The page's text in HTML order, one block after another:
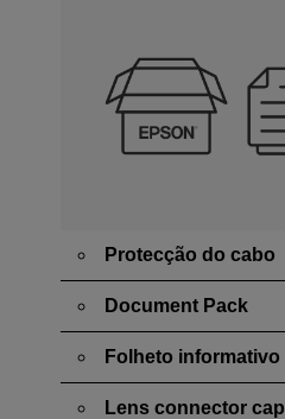
Protecção do cabo
Document Pack
Folheto informativo
Lens connector cap